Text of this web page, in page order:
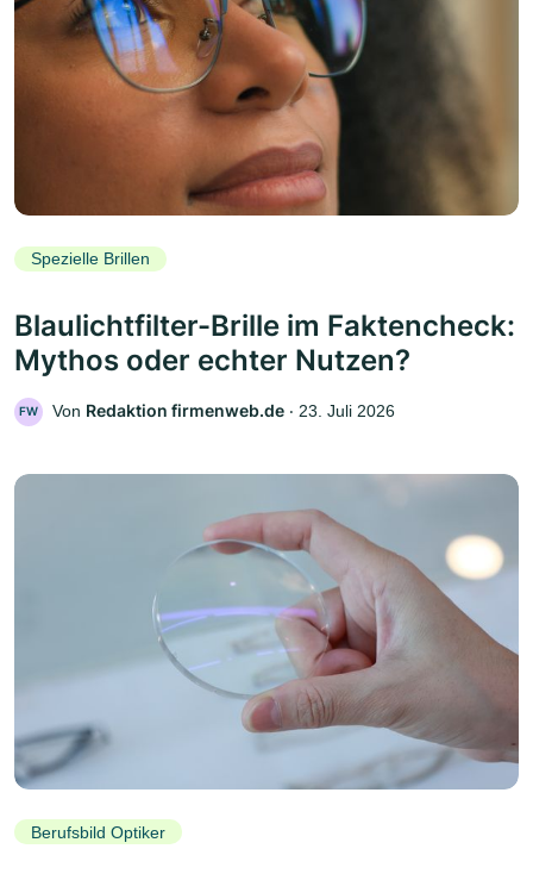
Spezielle Brillen
Blaulichtfilter-Brille im Faktencheck:
Mythos oder echter Nutzen?
FW Von Redaktion firmenweb.de ‧ 23. Juli 2026
Berufsbild Optiker